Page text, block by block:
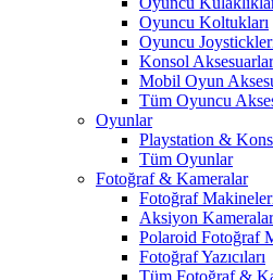
Oyuncu Koltukları
Oyuncu
Konsol
Mobil Oyun
Tüm Oyuncu
Oyunlar
Playstation &
Tüm Oyunlar
Fotoğraf & Kameralar
Fotoğraf
Aksiyon
Polaroid Fotoğraf
Fotoğraf Yazıcıları
Tüm Fotoğraf &